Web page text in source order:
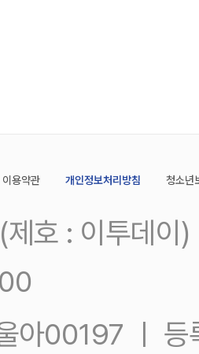
이용약관 개인정보처리방침 청소년
제호 : 이투데
아00197 ㅣ